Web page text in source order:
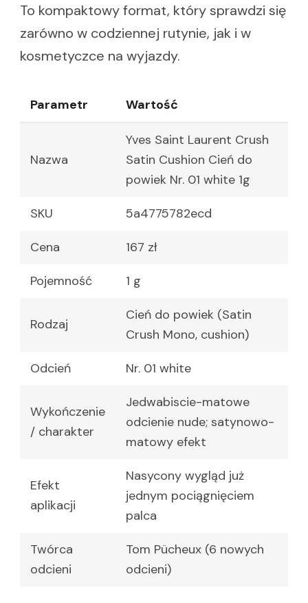
To kompaktowy format, który sprawdzi się
zarówno w codziennej rutynie, jak i w
kosmetyczce na wyjazdy.
Parametr Wartość
Nazwa
Yves Saint Laurent Crush
Satin Cushion Cień do
powiek Nr. 01 white 1g
SKU 5a4775782ecd
Cena 167 zł
Pojemność 1 g
Rodzaj
Cień do powiek (Satin
Crush Mono, cushion)
Odcień Nr. 01 white
Wykończenie
/ charakter
Jedwabiscie-matowe
odcienie nude; satynowo-
matowy efekt
Efekt
aplikacji
Nasycony wygląd już
jednym pociągnięciem
palca
Twórca
odcieni
Tom Pücheux (6 nowych
odcieni)